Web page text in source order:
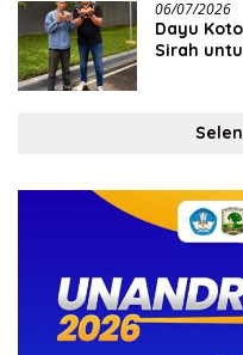
06/07/2026
Dayu
Sirah